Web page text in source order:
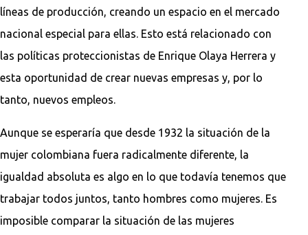
líneas de producción, creando un espacio en el mercado
nacional especial para ellas. Esto está relacionado con
las políticas proteccionistas de Enrique Olaya Herrera y
esta oportunidad de crear nuevas empresas y, por lo
tanto, nuevos empleos.
Aunque se esperaría que desde 1932 la situación de la
mujer colombiana fuera radicalmente diferente, la
igualdad absoluta es algo en lo que todavía tenemos que
trabajar todos juntos, tanto hombres como mujeres. Es
imposible comparar la situación de las mujeres